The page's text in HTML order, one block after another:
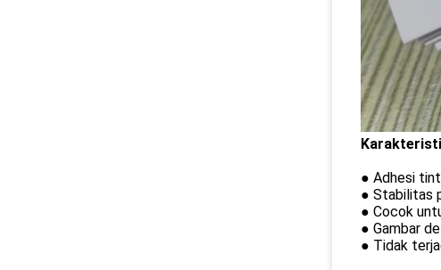
● Adhesi
● Stabilitas
● Cocok
● Gambar
● Tidak